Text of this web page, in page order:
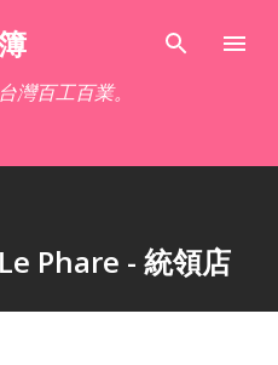
要內容
灣百工百業。
Phare - 統領店